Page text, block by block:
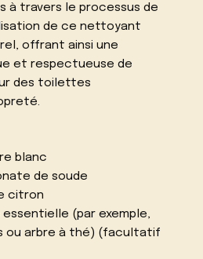
à travers le processus de
de ce nettoyant
offrant ainsi une
et respectueuse de
des toilettes
blanc
de soude
citron
essentielle (par exemple,
ou arbre à thé) (facultatif